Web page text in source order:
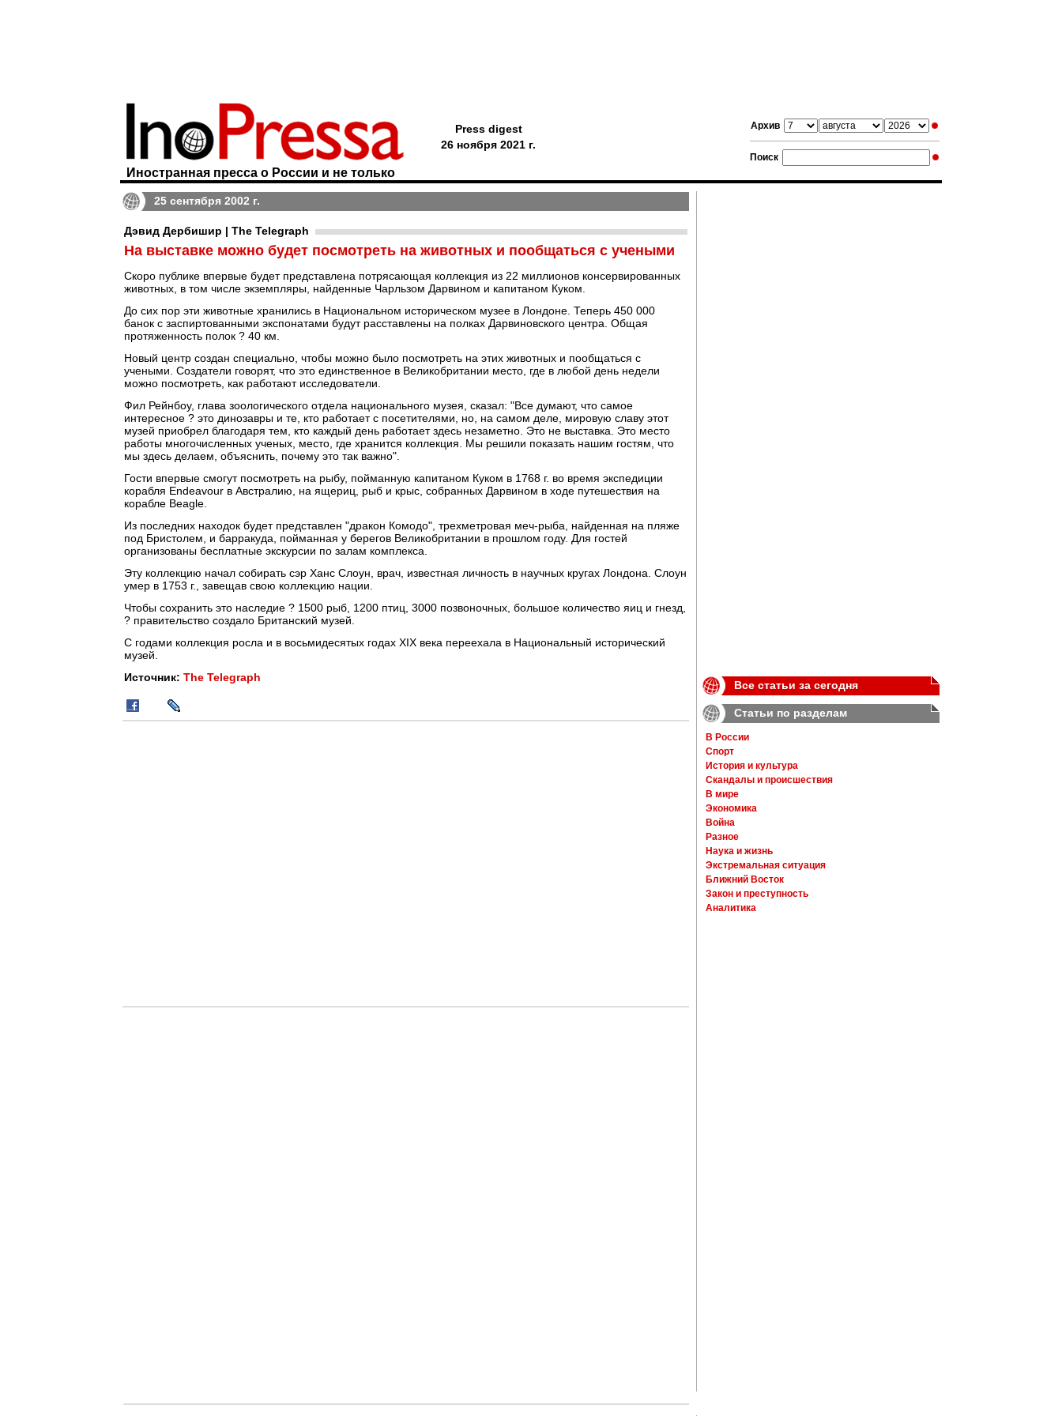
Архив
Поиск
Иностранная пресса о России и не только
Press digest
26 ноября 2021 г.
25 сентября 2002 г.
Дэвид Дербишир | The Telegraph
На выставке можно будет посмотреть на животных и пообщаться с учеными
Скоро публике впервые будет представлена потрясающая коллекция из 22 миллионов консервированных
животных, в том числе экземпляры, найденные Чарльзом Дарвином и капитаном Куком.
До сих пор эти животные хранились в Национальном историческом музее в Лондоне. Теперь 450 000
банок с заспиртованными экспонатами будут расставлены на полках Дарвиновского центра. Общая
протяженность полок ? 40 км.
Новый центр создан специально, чтобы можно было посмотреть на этих животных и пообщаться с
учеными. Создатели говорят, что это единственное в Великобритании место, где в любой день недели
можно посмотреть, как работают исследователи.
Фил Рейнбоу, глава зоологического отдела национального музея, сказал: "Все думают, что самое
интересное ? это динозавры и те, кто работает с посетителями, но, на самом деле, мировую славу этот
музей приобрел благодаря тем, кто каждый день работает здесь незаметно. Это не выставка. Это место
работы многочисленных ученых, место, где хранится коллекция. Мы решили показать нашим гостям, что
мы здесь делаем, объяснить, почему это так важно".
Гости впервые смогут посмотреть на рыбу, пойманную капитаном Куком в 1768 г. во время экспедиции
корабля Endeavour в Австралию, на ящериц, рыб и крыс, собранных Дарвином в ходе путешествия на
корабле Beagle.
Из последних находок будет представлен "дракон Комодо", трехметровая меч-рыба, найденная на пляже
под Бристолем, и барракуда, пойманная у берегов Великобритании в прошлом году. Для гостей
организованы бесплатные экскурсии по залам комплекса.
Эту коллекцию начал собирать сэр Ханс Слоун, врач, известная личность в научных кругах Лондона. Слоун
умер в 1753 г., завещав свою коллекцию нации.
Чтобы сохранить это наследие ? 1500 рыб, 1200 птиц, 3000 позвоночных, большое количество яиц и гнезд,
? правительство создало Британский музей.
С годами коллекция росла и в восьмидесятых годах XIX века переехала в Национальный исторический
музей.
Источник: The Telegraph
Все статьи за сегодня
Статьи по разделам
В России
Спорт
История и культура
Скандалы и происшествия
В мире
Экономика
Война
Разное
Наука и жизнь
Экстремальная ситуация
Ближний Восток
Закон и преступность
Аналитика